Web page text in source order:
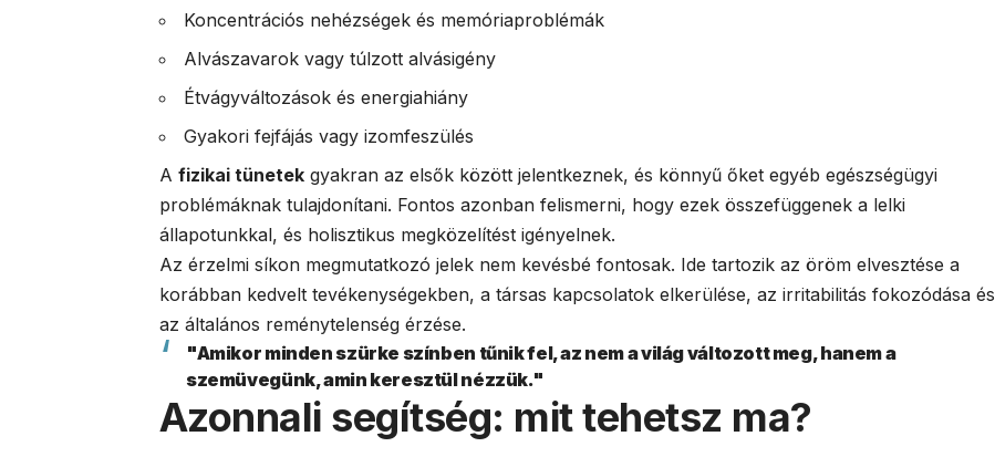
Koncentrációs nehézségek és memóriaproblémák
Alvászavarok vagy túlzott alvásigény
Étvágyváltozások és energiahiány
Gyakori fejfájás vagy izomfeszülés
A fizikai tünetek gyakran az elsők között jelentkeznek, és könnyű őket egyéb egészségügyi
problémáknak tulajdonítani. Fontos azonban felismerni, hogy ezek összefüggenek a lelki
állapotunkkal, és holisztikus megközelítést igényelnek.
Az érzelmi síkon megmutatkozó jelek nem kevésbé fontosak. Ide tartozik az öröm elvesztése a
korábban kedvelt tevékenységekben, a társas kapcsolatok elkerülése, az irritabilitás fokozódása és
az általános reménytelenség érzése.
"Amikor minden szürke színben tűnik fel, az nem a világ változott meg, hanem a
szemüvegünk, amin keresztül nézzük."
Azonnali segítség: mit tehetsz ma?